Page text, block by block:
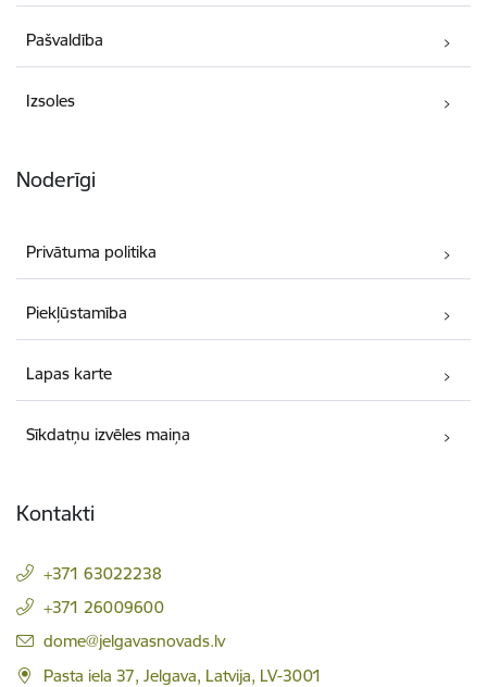
Pašvaldība
Izsoles
Noderīgi
Privātuma politika
Piekļūstamība
Lapas karte
Sīkdatņu izvēles maiņa
Kontakti
+371 63022238
+371 26009600
E-pasts:
dome@jelgavasnovads.lv
Pasta iela 37, Jelgava, Latvija, LV-3001